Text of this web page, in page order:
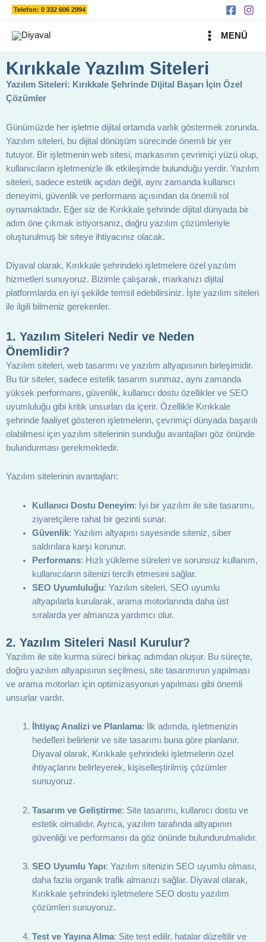
İçeriğeTelefon: 0 332 606 2994
MAIN
MENÜ
Kırıkkale Yazılım Siteleri
Yazılım Siteleri: Kırıkkale Şehrinde Dijital Başarı İçin Özel
Çözümler
Günümüzde her işletme dijital ortamda varlık göstermek zorunda.
Yazılım siteleri, bu dijital dönüşüm sürecinde önemli bir yer
tutuyor. Bir işletmenin web sitesi, markasının çevrimiçi yüzü olup,
kullanıcıların işletmenizle ilk etkileşimde bulunduğu yerdir. Yazılım
siteleri, sadece estetik açıdan değil, aynı zamanda kullanıcı
deneyimi, güvenlik ve performans açısından da önemli rol
oynamaktadır. Eğer siz de Kırıkkale şehrinde dijital dünyada bir
adım öne çıkmak istiyorsanız, doğru yazılım çözümleriyle
oluşturulmuş bir siteye ihtiyacınız olacak.
Diyaval olarak, Kırıkkale şehrindeki işletmelere özel yazılım
hizmetleri sunuyoruz. Bizimle çalışarak, markanızı dijital
platformlarda en iyi şekilde temsil edebilirsiniz. İşte yazılım siteleri
ile ilgili bilmeniz gerekenler.
1. Yazılım Siteleri Nedir ve Neden
Önemlidir?
Yazılım siteleri, web tasarımı ve yazılım altyapısının birleşimidir.
Bu tür siteler, sadece estetik tasarım sunmaz, aynı zamanda
yüksek performans, güvenlik, kullanıcı dostu özellikler ve SEO
uyumluluğu gibi kritik unsurları da içerir. Özellikle Kırıkkale
şehrinde faaliyet gösteren işletmelerin, çevrimiçi dünyada başarılı
olabilmesi için yazılım sitelerinin sunduğu avantajları göz önünde
bulundurması gerekmektedir.
Yazılım sitelerinin avantajları:
Kullanıcı Dostu Deneyim: İyi bir yazılım ile site tasarımı,
ziyaretçilere rahat bir gezinti sunar.
Güvenlik: Yazılım altyapısı sayesinde siteniz, siber
saldırılara karşı korunur.
Performans: Hızlı yükleme süreleri ve sorunsuz kullanım,
kullanıcıların sitenizi tercih etmesini sağlar.
SEO Uyumluluğu: Yazılım siteleri, SEO uyumlu
altyapılarla kurularak, arama motorlarında daha üst
sıralarda yer almanıza yardımcı olur.
2. Yazılım Siteleri Nasıl Kurulur?
Yazılım ile site kurma süreci birkaç adımdan oluşur. Bu süreçte,
doğru yazılım altyapısının seçilmesi, site tasarımının yapılması
ve arama motorları için optimizasyonun yapılması gibi önemli
unsurlar vardır.
İhtiyaç Analizi ve Planlama: İlk adımda, işletmenizin
hedefleri belirlenir ve site tasarımı buna göre planlanır.
Diyaval olarak, Kırıkkale şehrindeki işletmelerin özel
ihtiyaçlarını belirleyerek, kişiselleştirilmiş çözümler
sunuyoruz.
Tasarım ve Geliştirme: Site tasarımı, kullanıcı dostu ve
estetik olmalıdır. Ayrıca, yazılım tarafında altyapının
güvenliği ve performansı da göz önünde bulundurulmalıdır.
SEO Uyumlu Yapı: Yazılım sitenizin SEO uyumlu olması,
daha fazla organik trafik almanızı sağlar. Diyaval olarak,
Kırıkkale şehrindeki işletmelere SEO dostu yazılım
çözümleri sunuyoruz.
Test ve Yayına Alma: Site test edilir, hatalar düzeltilir ve
Ara